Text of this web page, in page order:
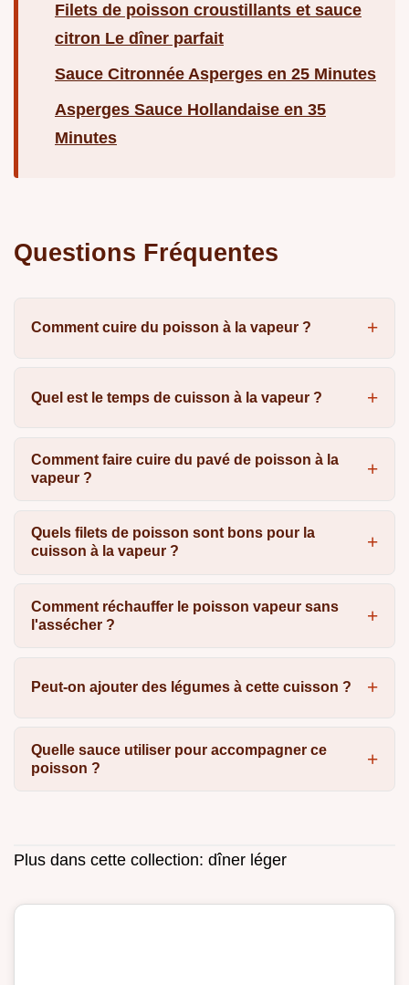
Filets de poisson croustillants et sauce
citron Le dîner parfait
Sauce Citronnée Asperges en 25 Minutes
Asperges Sauce Hollandaise en 35
Minutes
Questions Fréquentes
Comment cuire du poisson à la vapeur ?
Quel est le temps de cuisson à la vapeur ?
Comment faire cuire du pavé de poisson à la
vapeur ?
Quels filets de poisson sont bons pour la
cuisson à la vapeur ?
Comment réchauffer le poisson vapeur sans
l'assécher ?
Peut-on ajouter des légumes à cette cuisson ?
Quelle sauce utiliser pour accompagner ce
poisson ?
Plus dans cette collection: dîner léger